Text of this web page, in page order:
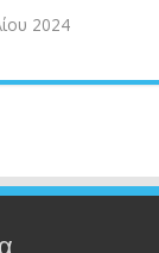
2024